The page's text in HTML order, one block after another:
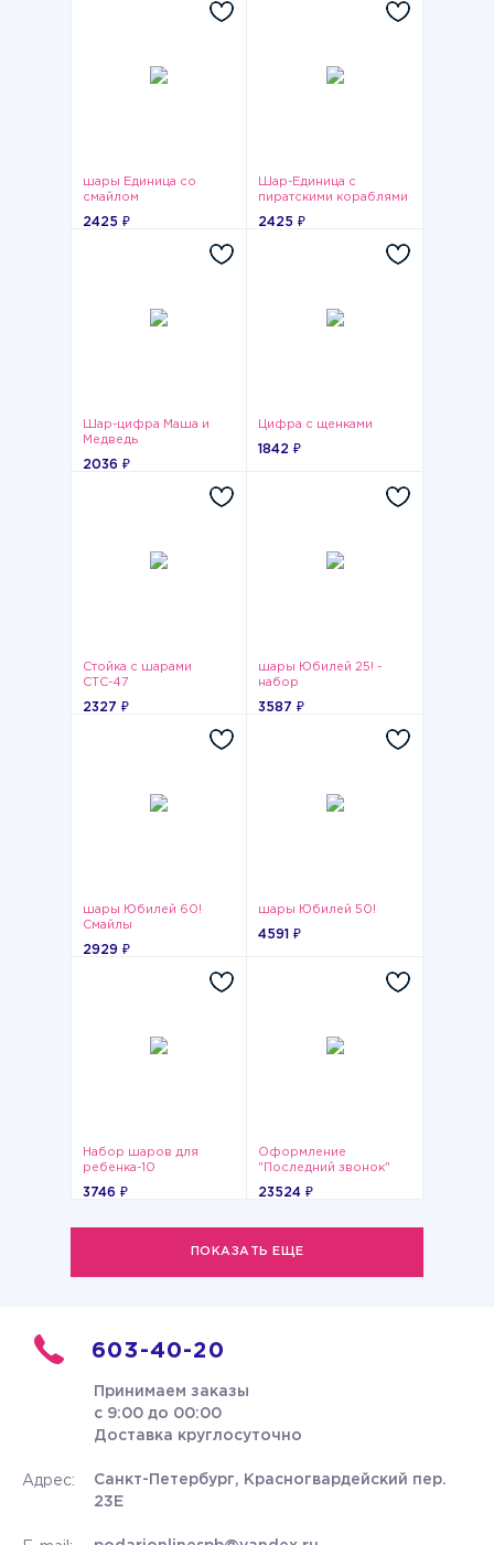
шары Единица со
смайлом
2425 ₽
Шар-Единица с
пиратскими кораблями
2425 ₽
Шар-цифра Маша и
Медведь
2036 ₽
Цифра с щенками
1842 ₽
Стойка с шарами
СТС-47
2327 ₽
шары Юбилей 25! -
набор
3587 ₽
шары Юбилей 60!
Смайлы
2929 ₽
шары Юбилей 50!
4591 ₽
Набор шаров для
ребенка-10
3746 ₽
Оформление
"Последний звонок"
23524 ₽
ПОКАЗАТЬ ЕЩЕ
603-40-20
Принимаем заказы
с 9:00 до 00:00
Доставка круглосуточно
Адрес:
Санкт-Петербург, Красногвардейский пер.
23Е